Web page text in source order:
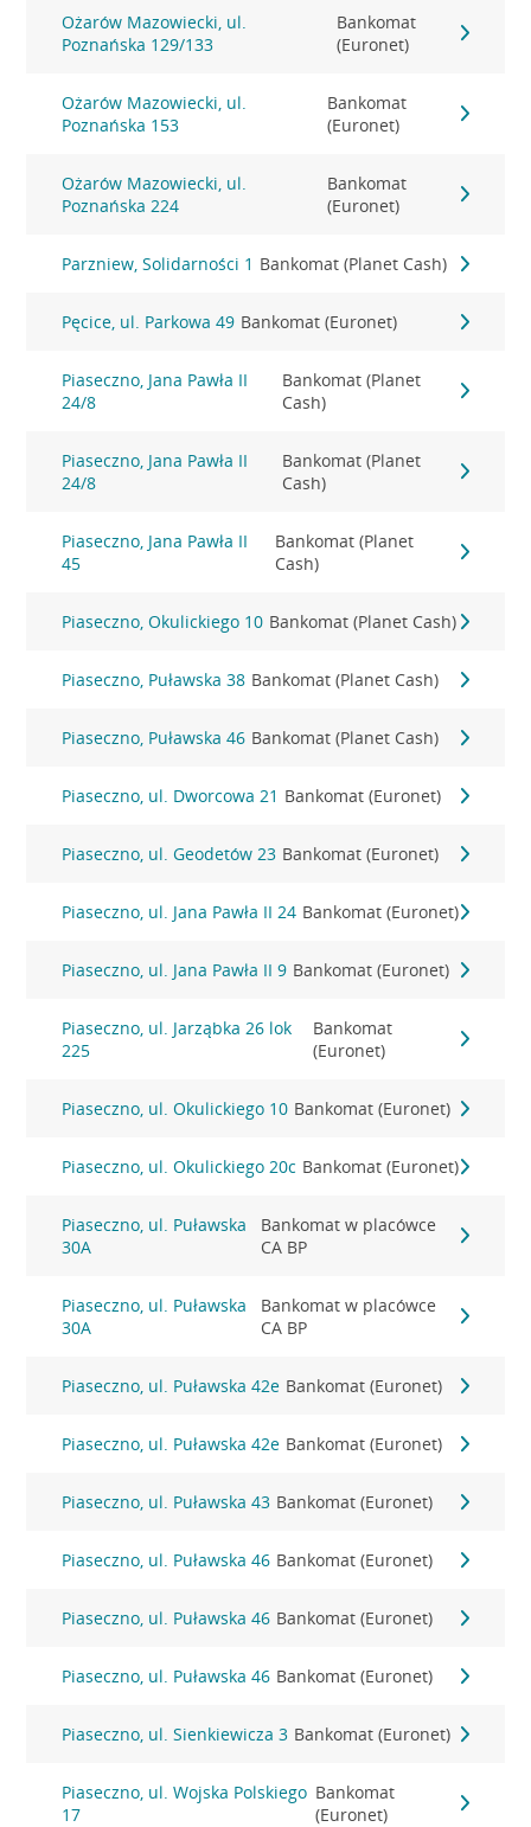
Ożarów Mazowiecki, ul.
Poznańska 129/133
Bankomat
(Euronet)
Ożarów Mazowiecki, ul.
Poznańska 153
Bankomat
(Euronet)
Ożarów Mazowiecki, ul.
Poznańska 224
Bankomat
(Euronet)
Parzniew, Solidarności 1 Bankomat (Planet Cash)
Pęcice, ul. Parkowa 49 Bankomat (Euronet)
Piaseczno, Jana Pawła II
24/8
Bankomat (Planet
Cash)
Piaseczno, Jana Pawła II
24/8
Bankomat (Planet
Cash)
Piaseczno, Jana Pawła II
45
Bankomat (Planet
Cash)
Piaseczno, Okulickiego 10 Bankomat (Planet Cash)
Piaseczno, Puławska 38 Bankomat (Planet Cash)
Piaseczno, Puławska 46 Bankomat (Planet Cash)
Piaseczno, ul. Dworcowa 21 Bankomat (Euronet)
Piaseczno, ul. Geodetów 23 Bankomat (Euronet)
Piaseczno, ul. Jana Pawła II 24 Bankomat (Euronet)
Piaseczno, ul. Jana Pawła II 9 Bankomat (Euronet)
Piaseczno, ul. Jarząbka 26 lok
225
Bankomat
(Euronet)
Piaseczno, ul. Okulickiego 10 Bankomat (Euronet)
Piaseczno, ul. Okulickiego 20c Bankomat (Euronet)
Piaseczno, ul. Puławska
30A
Bankomat w placówce
CA BP
Piaseczno, ul. Puławska
30A
Bankomat w placówce
CA BP
Piaseczno, ul. Puławska 42e Bankomat (Euronet)
Piaseczno, ul. Puławska 42e Bankomat (Euronet)
Piaseczno, ul. Puławska 43 Bankomat (Euronet)
Piaseczno, ul. Puławska 46 Bankomat (Euronet)
Piaseczno, ul. Puławska 46 Bankomat (Euronet)
Piaseczno, ul. Puławska 46 Bankomat (Euronet)
Piaseczno, ul. Sienkiewicza 3 Bankomat (Euronet)
Piaseczno, ul. Wojska Polskiego
17
Bankomat
(Euronet)